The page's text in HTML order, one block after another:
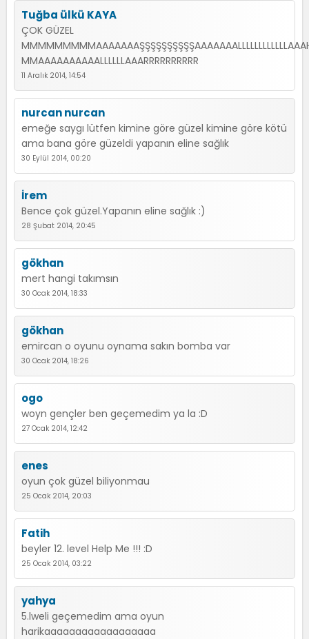
Tuğba ülkü KAYA
ÇOK GÜZEL
MMAAAAAAAAAALLLLLLAAARRRRRRRRRR
11 Aralık 2014, 14:54
nurcan nurcan
emeğe saygı lütfen kimine göre güzel kimine göre kötü
ama bana göre güzeldi yapanın eline sağlık
30 Eylül 2014, 00:20
İrem
Bence çok güzel.Yapanın eline sağlık :)
28 Şubat 2014, 20:45
gökhan
mert hangi takımsın
30 Ocak 2014, 18:33
gökhan
emircan o oyunu oynama sakın bomba var
30 Ocak 2014, 18:26
ogo
woyn gençler ben geçemedim ya la :D
27 Ocak 2014, 12:42
enes
oyun çok güzel biliyonmau
25 Ocak 2014, 20:03
Fatih
beyler 12. level Help Me !!! :D
25 Ocak 2014, 03:22
yahya
5.lweli geçemedim ama oyun
harikaaaaaaaaaaaaaaaaaa